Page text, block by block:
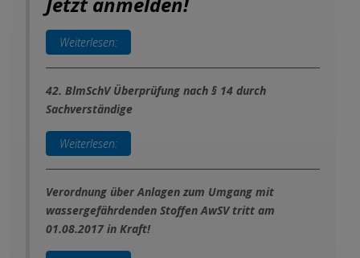
Weiterlesen:
42. BlmSchV Überprüfung nach § 14 durch
Sachverständige
Weiterlesen:
Verordnung über Anlagen zum Umgang mit
wassergefährdenden Stoffen AwSV tritt am
01.08.2017 in Kraft!